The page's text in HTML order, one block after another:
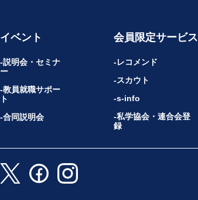
イベント
説明会・セミナ
ー
教員就職サポー
ト
合同説明会
会員限定サービス
レコメンド
スカウト
s-info
私学協会・連合会登
録